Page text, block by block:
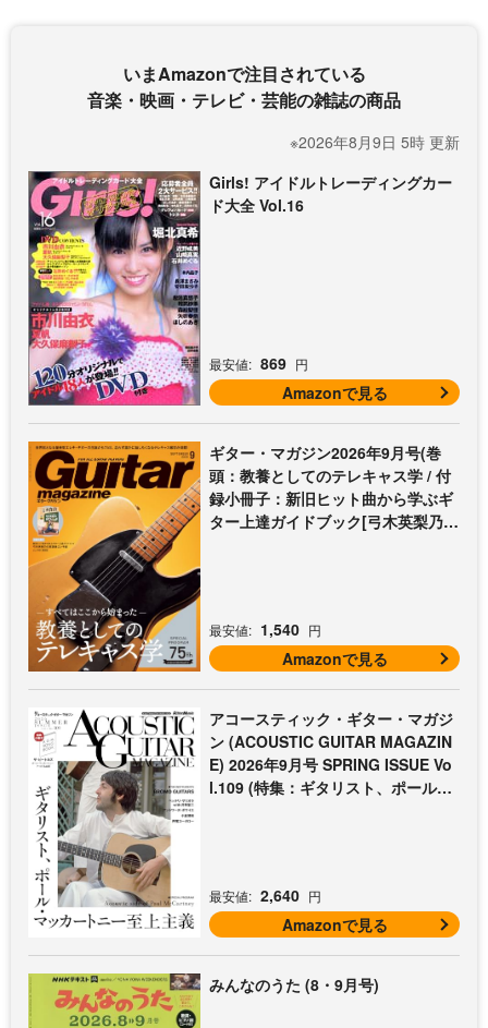
いまAmazonで注目されている
音楽・映画・テレビ・芸能の雑誌の商品
※2026年8月9日 5時 更新
Girls! アイドルトレーディングカー
ド大全 Vol.16
最安値: 869 円
Amazonで見る
ギター・マガジン2026年9月号(巻
頭：教養としてのテレキャス学 / 付
録小冊子：新旧ヒット曲から学ぶギ
ター上達ガイドブック[弓木英梨乃の
最安値: 1,540 円
Amazonで見る
アコースティック・ギター・マガジ
ン (ACOUSTIC GUITAR MAGAZIN
E) 2026年9月号 SPRING ISSUE Vo
l.109 (特集：ギタリスト、ポール・
最安値: 2,640 円
Amazonで見る
みんなのうた (8・9月号)